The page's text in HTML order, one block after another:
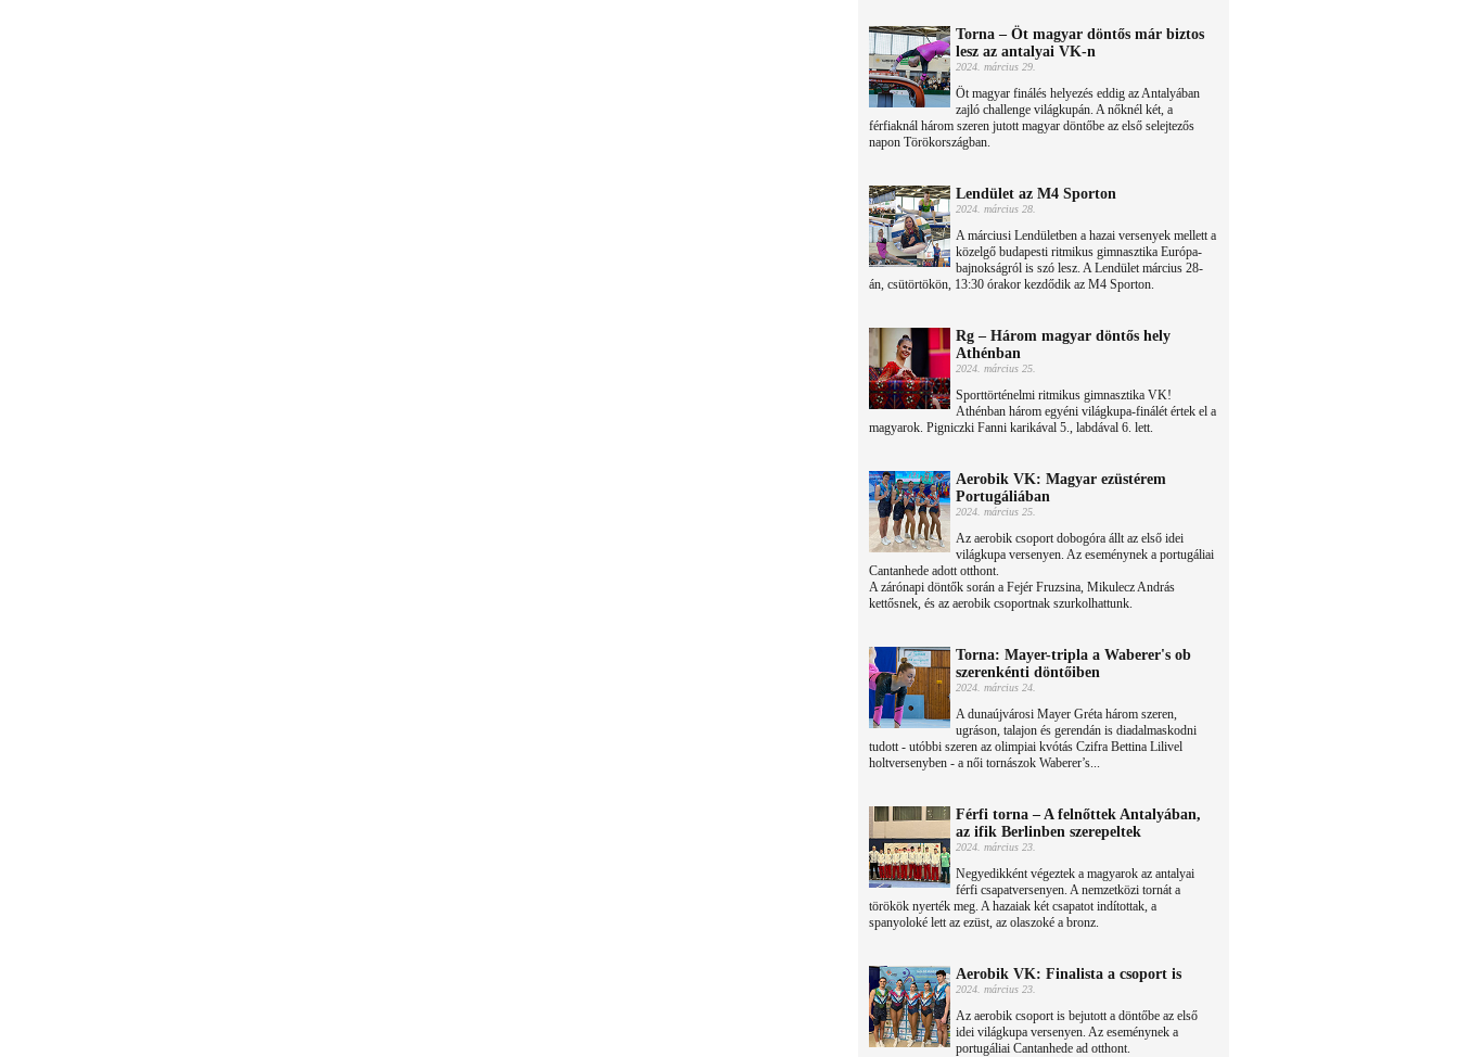
Torna – Öt magyar döntős már biztos
lesz az antalyai VK-n
2024. március 29.
Öt magyar finálés helyezés eddig az Antalyában
zajló challenge világkupán. A nőknél két, a
férfiaknál három szeren jutott magyar döntőbe az első selejtezős
napon Törökországban.
Lendület az M4 Sporton
2024. március 28.
A márciusi Lendületben a hazai versenyek mellett a
közelgő budapesti ritmikus gimnasztika Európa-
bajnokságról is szó lesz. A Lendület március 28-
án, csütörtökön, 13:30 órakor kezdődik az M4 Sporton.
Rg – Három magyar döntős hely
Athénban
2024. március 25.
Sporttörténelmi ritmikus gimnasztika VK!
Athénban három egyéni világkupa-finálét értek el a
magyarok. Pigniczki Fanni karikával 5., labdával 6. lett.
Aerobik VK: Magyar ezüstérem
Portugáliában
2024. március 25.
Az aerobik csoport dobogóra állt az első idei
világkupa versenyen. Az eseménynek a portugáliai
Cantanhede adott otthont.
A zárónapi döntők során a Fejér Fruzsina, Mikulecz András
kettősnek, és az aerobik csoportnak szurkolhattunk.
Torna: Mayer-tripla a Waberer's ob
szerenkénti döntőiben
2024. március 24.
A dunaújvárosi Mayer Gréta három szeren,
ugráson, talajon és gerendán is diadalmaskodni
tudott - utóbbi szeren az olimpiai kvótás Czifra Bettina Lilivel
holtversenyben - a női tornászok Waberer’s...
Férfi torna – A felnőttek Antalyában,
az ifik Berlinben szerepeltek
2024. március 23.
Negyedikként végeztek a magyarok az antalyai
férfi csapatversenyen. A nemzetközi tornát a
törökök nyerték meg. A hazaiak két csapatot indítottak, a
spanyoloké lett az ezüst, az olaszoké a bronz.
Aerobik VK: Finalista a csoport is
2024. március 23.
Az aerobik csoport is bejutott a döntőbe az első
idei világkupa versenyen. Az eseménynek a
portugáliai Cantanhede ad otthont.